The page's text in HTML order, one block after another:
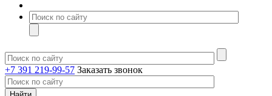
+7 391 219-99-57 Заказать звонок